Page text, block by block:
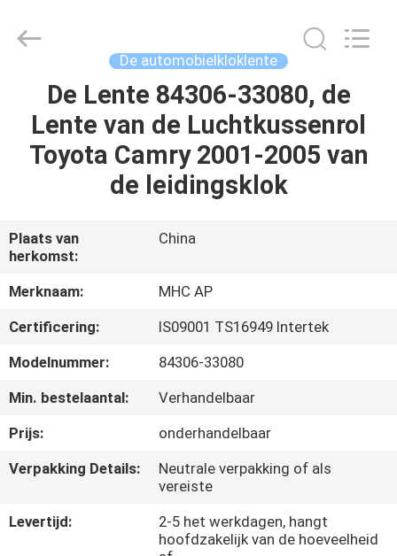
HUIS
PRODUCTEN
ONS
FABRIEKSREIS
KWALITEITSCONTROLE
NEEM
CONTACT
OP
VERZOEK
Limited.
De automobielkloklente
De Lente 84306-33080, de
Lente van de Luchtkussenrol
Toyota Camry 2001-2005 van
de leidingsklok
Plaats van
herkomst:
China
Merknaam:
MHC AP
Certificering:
IS09001 TS16949 Intertek
Modelnummer:
84306-33080
Min. bestelaantal:
Verhandelbaar
Prijs:
onderhandelbaar
Verpakking Details:
Neutrale verpakking of als
vereiste
Levertijd:
2-5 het werkdagen, hangt
hoofdzakelijk van de hoeveelheid